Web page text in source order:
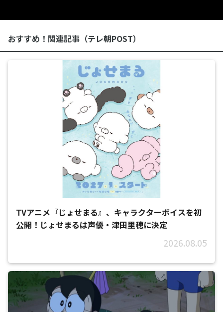
おすすめ！関連記事（テレ朝POST）
TVアニメ『じょせまる』、キャラクターボイスを初
公開！じょせまるは声優・津田里穂に決定
2026.08.05